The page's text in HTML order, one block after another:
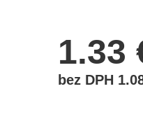
1.33
bez DPH